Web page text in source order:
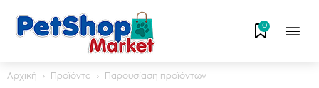
0
Αρχική Προϊόντα Παρουσίαση προϊόντων